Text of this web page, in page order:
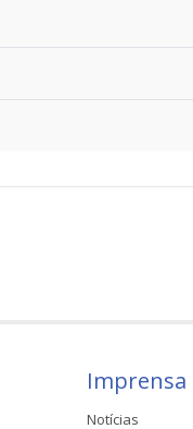
Imprensa
Notícias